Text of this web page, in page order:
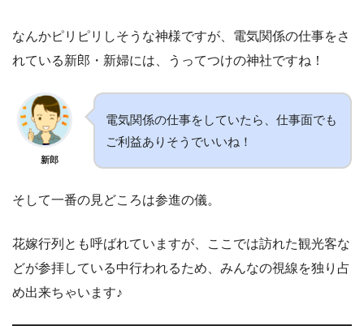
なんかピリピリしそうな神様ですが、電気関係の仕事をさ
れている新郎・新婦には、うってつけの神社ですね！
新郎
電気関係の仕事をしていたら、仕事面でも
ご利益ありそうでいいね！
そして一番の見どころは参進の儀。
花嫁行列とも呼ばれていますが、ここでは訪れた観光客な
どが参拝している中行われるため、みんなの視線を独り占
め出来ちゃいます♪